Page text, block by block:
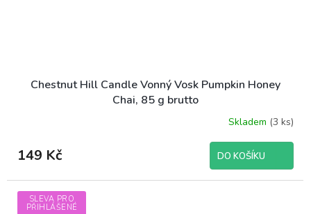
Chestnut Hill Candle Vonný Vosk Pumpkin Honey
Chai, 85 g brutto
Skladem (3 ks)
149 Kč DO KOŠÍKU
SLEVA PRO
PŘIHLÁŠENÉ